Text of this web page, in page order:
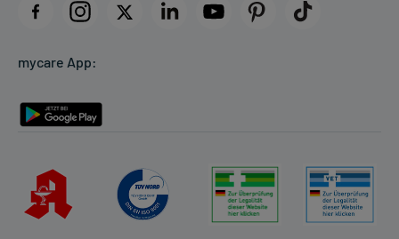
Datenschutz
Rückgabe/Widerruf
mycare App: